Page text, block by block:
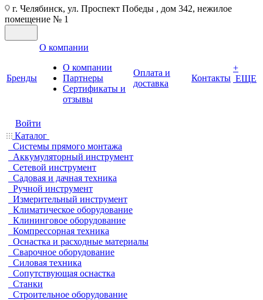
г. Челябинск, ул. Проспект Победы , дом 342, нежилое
помещение № 1
Бренды
О компании
О компании
Партнеры
Cертификаты и
отзывы
Оплата и
доставка
Контакты
+
ЕЩЕ
Войти
Каталог
Системы прямого монтажа
Аккумуляторный инструмент
Сетевой инструмент
Садовая и дачная техника
Ручной инструмент
Измерительный инструмент
Климатическое оборудование
Клининговое оборудование
Компрессорная техника
Оснастка и расходные материалы
Сварочное оборудование
Силовая техника
Сопутствующая оснастка
Станки
Строительное оборудование